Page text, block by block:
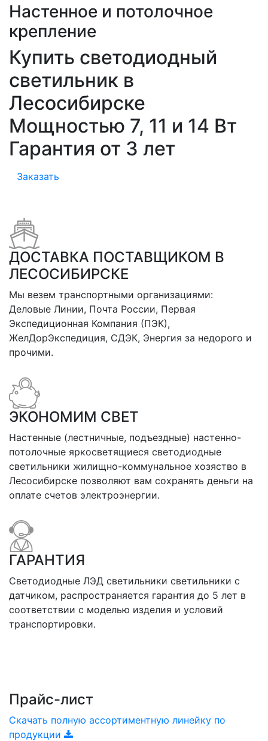
Настенное и потолочное
крепление
Купить светодиодный
светильник в
Лесосибирске
Мощностью 7, 11 и 14 Вт
Гарантия от 3 лет
Заказать
ДОСТАВКА ПОСТАВЩИКОМ В
ЛЕСОСИБИРСКЕ
Мы везем транспортными организациями:
Деловые Линии, Почта России, Первая
Экспедиционная Компания (ПЭК),
ЖелДорЭкспедиция, СДЭК, Энергия за недорого и
прочими.
ЭКОНОМИМ СВЕТ
Настенные (лестничные, подъездные) настенно-
потолочные яркосветящиеся светодиодные
светильники жилищно-коммунальное хозяство в
Лесосибирске позволяют вам сохранять деньги на
оплате счетов электроэнергии.
ГАРАНТИЯ
Светодиодные ЛЭД светильники светильники с
датчиком, распространяется гарантия до 5 лет в
соответствии с моделью изделия и условий
транспортировки.
Прайс-лист
Скачать полную ассортиментную линейку по
продукции